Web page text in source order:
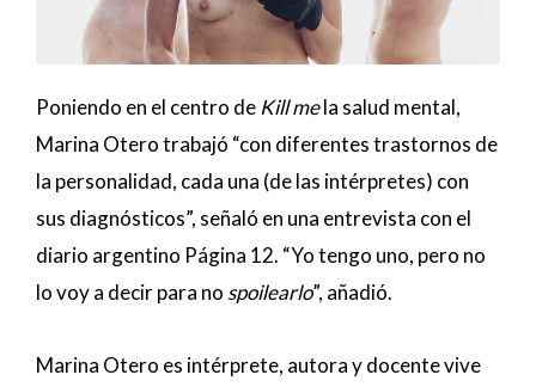
Poniendo en el centro de Kill mela salud mental,
Marina Otero trabajó “con diferentes trastornos de
la personalidad, cada una (de las intérpretes) con
sus diagnósticos”, señaló en una entrevista con el
diario argentino Página 12. “Yo tengo uno, pero no
lo voy a decir para no spoilearlo”, añadió.
Marina Otero es intérprete, autora y docente vive